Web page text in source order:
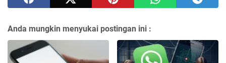
Anda mungkin menyukai postingan ini :